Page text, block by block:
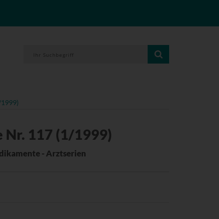
Nr. 117 (1/1999)
- Arztserien